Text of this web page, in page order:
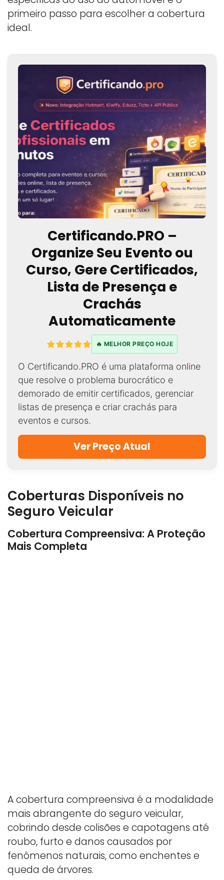
primeiro passo para escolher a cobertura
ideal.
Certificando.PRO –
Organize Seu Evento ou
Curso, Gere Certificados,
Lista de Presença e
Crachás
Automaticamente
🔥 MELHOR PREÇO HOJE
O Certificando.PRO é uma plataforma online
que resolve o problema burocrático e
demorado de emitir certificados, gerenciar
listas de presença e criar crachás para
eventos e cursos.
Ver Preço Atual
Coberturas Disponíveis no
Seguro Veicular
Cobertura Compreensiva: A Proteção
Mais Completa
A cobertura compreensiva é a modalidade
mais abrangente do seguro veicular,
cobrindo desde colisões e capotagens até
roubo, furto e danos causados por
fenômenos naturais, como enchentes e
queda de árvores.